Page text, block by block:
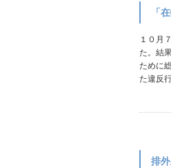
「
１０月
た。結
ために
た違反
排